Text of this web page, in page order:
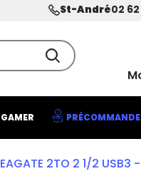
St-André02 62
2TO 2 1/2